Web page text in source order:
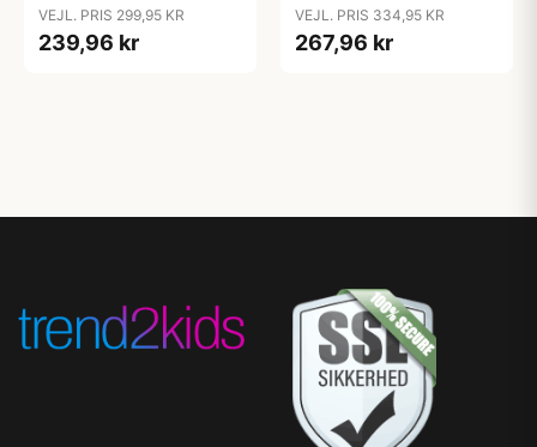
- Ivory
VEJL. PRIS 299,95 KR
239,96 kr
270ml - Ivory
VEJL. PRIS 334,95 KR
267,96 kr